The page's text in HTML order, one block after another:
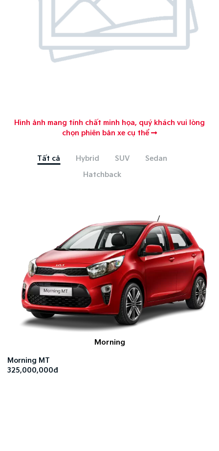
Hình ảnh mang tính chất minh họa, quý khách vui lòng
chọn phiên bản xe cụ thể
Tất cả Hybrid SUV
Sedan
Hatchback
Morning
Morning MT
325,000,000đ